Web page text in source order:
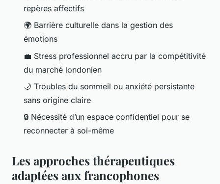
repères affectifs
🌍 Barrière culturelle dans la gestion des
émotions
💼 Stress professionnel accru par la compétitivité
du marché londonien
🌙 Troubles du sommeil ou anxiété persistante
sans origine claire
🔒 Nécessité d’un espace confidentiel pour se
reconnecter à soi-même
Les approches thérapeutiques
adaptées aux francophones